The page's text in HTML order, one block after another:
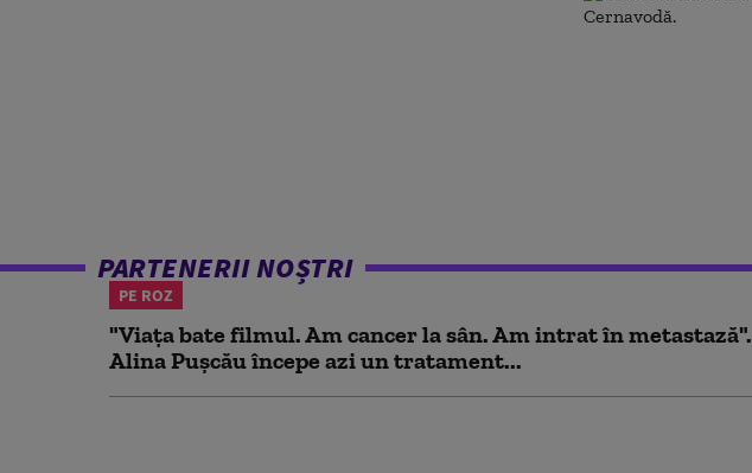
PARTENERII NOȘTRI
PE ROZ
"Viața bate filmul. Am cancer la sân. Am intrat în metastază".
Alina Pușcău începe azi un tratament...